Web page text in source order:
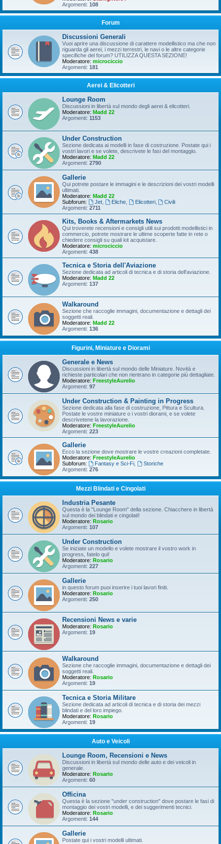
Argomenti: 108
Forum
Discussioni Generali
Vuoi aprire una discussione di carattere modellistico ma che non
riguarda gli aerei, i mezzi terrestri, le navi o le altre categorie
specifiche del forum? UTILIZZA QUESTA SEZIONE!
Moderatore: microciccio
Argomenti: 181
Aerei & Elicotteri
Lounge Room
Discussioni in libertà sul mondo degli aerei & elicotteri.
Moderatore: Madd 22
Argomenti: 1153
Under Construction
Sezione dedicata ai modelli in fase di costruzione. Postate qui i
vostri lavori e se volete, descrivete le fasi del montaggio.
Moderatore: Madd 22
Argomenti: 2790
Gallerie
Qui potrete postare le immagini e le descrizioni dei vostri modelli
ultimati.
Moderatore: Madd 22
Subforum:
Jet, Eliche, Elicotteri,
Civili
Argomenti: 2711
Kits, Books & Aftermarkets News
Qui troverete recensioni e consigli utili sui prodotti modellistici in
commercio, potrete mostrare le ultime scoperte fatte in rete o
chiedere consigli su quali kit acquistare.
Moderatore: microciccio
Argomenti: 438
Tecnica e Storia dell'Aviazione
Sezione dedicata ad articoli di tecnica e di storia dell'aviazione.
Moderatore: Madd 22
Argomenti: 137
Walkaround
Sezione che raccoglie immagini, documentazione e dettagli dei
soggetti reali.
Moderatore: Madd 22
Argomenti: 136
Figurini, Miniature e Diorami
Generale e News
Discussioni in libertà sul mondo delle Miniature. Novità e
richieste particolari che non rientrano in categorie più dettagliate.
Moderatore: FreestyleAurelio
Argomenti: 97
Under Construction & Painting in Progress
Sezione dedicata alla fase di costruzione, Pittura e Scultura.
Postate le vostre miniature o i vostri diorami, e se volete
descrivetene la lavorazione.
Moderatore: FreestyleAurelio
Argomenti: 223
Gallerie
Ecco la sezione dove mostrare le vostre creazioni completate.
Moderatore: FreestyleAurelio
Subforum:
Fantasy e Sci-Fi,
Storiche
Argomenti: 276
Mezzi Blindati e Cingolati
Industria Pesante
Questa è la "Lounge Room" della sezione. Chiacchere in libertà
sul mondo dei blindati e cingolati!
Moderatore: Rosario
Argomenti: 107
Under Construction
Se iniziate un modello e volete mostrare il vostro work in
progress, fatelo qui!
Moderatore: Rosario
Argomenti: 227
Gallerie
in questo forum puoi inserire i tuoi lavori finiti.
Moderatore: Rosario
Argomenti: 250
Recensioni News e varie
Moderatore: Rosario
Argomenti: 19
Walkaround
Sezione che raccoglie immagini, documentazione e dettagli dei
soggetti reali.
Moderatore: Rosario
Argomenti: 19
Tecnica e Storia Militare
Sezione dedicata ad articoli di tecnica e di storia dei mezzi
blindati e del loro impiego.
Moderatore: Rosario
Argomenti: 19
Auto e Veicoli
Lounge Room, Recensioni e News
Discussioni in libertà sul mondo delle auto e dei veicoli in
generale.
Moderatore: Rosario
Argomenti: 60
Officina
Questa è la sezione "under construction" dove postare le fasi di
montaggio dei vostri modelli, e dei suggerimenti tecnici.
Moderatore: Rosario
Argomenti: 144
Gallerie
Postate qui i vostri modelli ultimati.